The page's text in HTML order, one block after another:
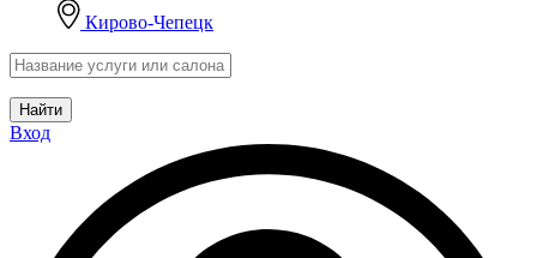
Кирово-Чепецк
Найти
Вход